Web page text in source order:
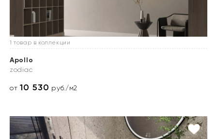
1 товар в коллекции
Apollo
zodiac
от10 530 руб./м2